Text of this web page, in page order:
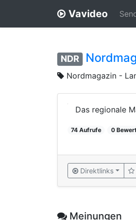
Vavideo
NDR
Nordmagazin -
Das regionale
74 Aufrufe 0
Direktlinks
Meinungen